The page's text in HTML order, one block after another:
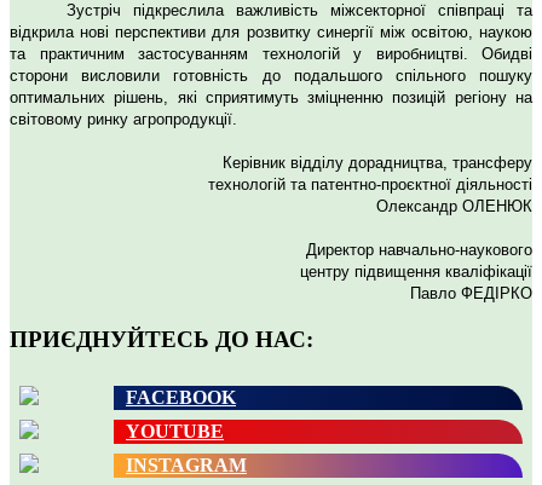
Зустріч підкреслила важливість міжсекторної співпраці та
відкрила нові перспективи для розвитку синергії між освітою, наукою
та практичним застосуванням технологій у виробництві. Обидві
сторони висловили готовність до подальшого спільного пошуку
оптимальних рішень, які сприятимуть зміцненню позицій регіону на
світовому ринку агропродукції.
Керівник відділу дорадництва, трансферу
технологій та патентно-проєктної діяльності
Олександр ОЛЕНЮК
Директор навчально-наукового
центру підвищення кваліфікації
Павло ФЕДІРКО
ПРИЄДНУЙТЕСЬ ДО НАС:
FACEBOOK
YOUTUBE
INSTAGRAM